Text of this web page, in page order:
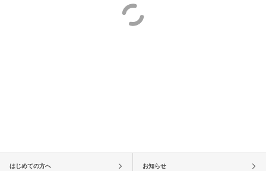
はじめての方へ お知らせ